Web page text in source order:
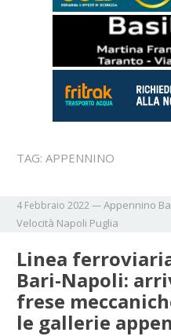
TAG:APPENNINO
4 Febbraio 2022 —Appennino
Velocità Napoli Puglia
Linea
Bari-Napoli:
frese
le gallerie